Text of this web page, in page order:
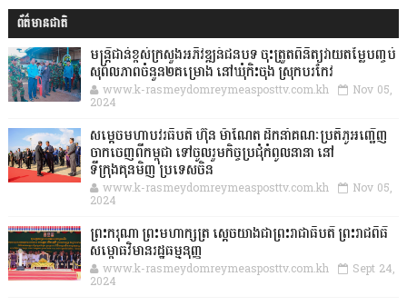
ព័ត៌មានជាតិ
មន្ត្រីជាន់ខ្ពស់ក្រសួងអភិវឌ្ឍន៍ជនបទ ចុះត្រួតពិនិត្យវាយតម្លៃបញ្ចប់
សុពលភាពចំនួន២គម្រោង នៅឃុំកិះចុង ស្រុកបរកែវ
www.k-rasmeydomreymeasposttv.com.kh Nov 05,
2024
សម្តេចមហាបវរធិបតី ហ៊ុន ម៉ាណែត ដឹកនាំគណៈប្រតិភូអញ្ជើញ
ចាកចេញពីកម្ពុជា ទៅចូលរួមកិច្ចប្រជុំកំពូលនានា នៅ
ទីក្រុងគុនមិញ ប្រទេសចិន
www.k-rasmeydomreymeasposttv.com.kh Nov 05,
2024
ព្រះករុណា ព្រះមហាក្សត្រ ស្តេចយាងជាព្រះរាជាធិបតី ព្រះរាជពិធី
សម្ពោធវិមានរដ្ឋធម្មនុញ្ញ
www.k-rasmeydomreymeasposttv.com.kh Sept 24,
2024